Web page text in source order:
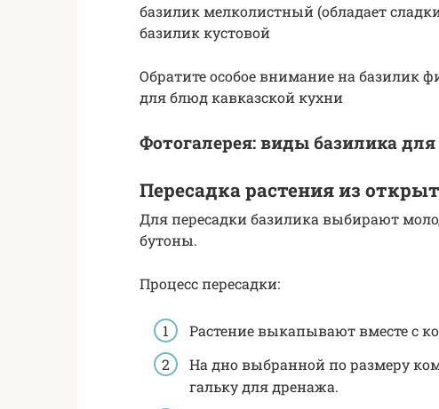
базилик мелколистный (обладает
базилик кустовой
Обратите особое внимание на базилик
для блюд кавказской кухни
Фотогалерея: виды базилика
Пересадка растения из
Для пересадки базилика выбирают
бутоны.
Процесс пересадки:
Растение выкапывают вместе с
На дно выбранной по размеру
гальку для дренажа.